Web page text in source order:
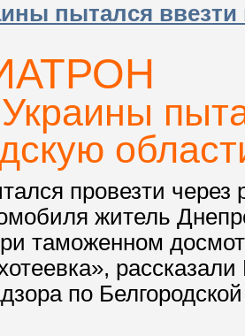
пытался
провезти через
житель
таможенном
по